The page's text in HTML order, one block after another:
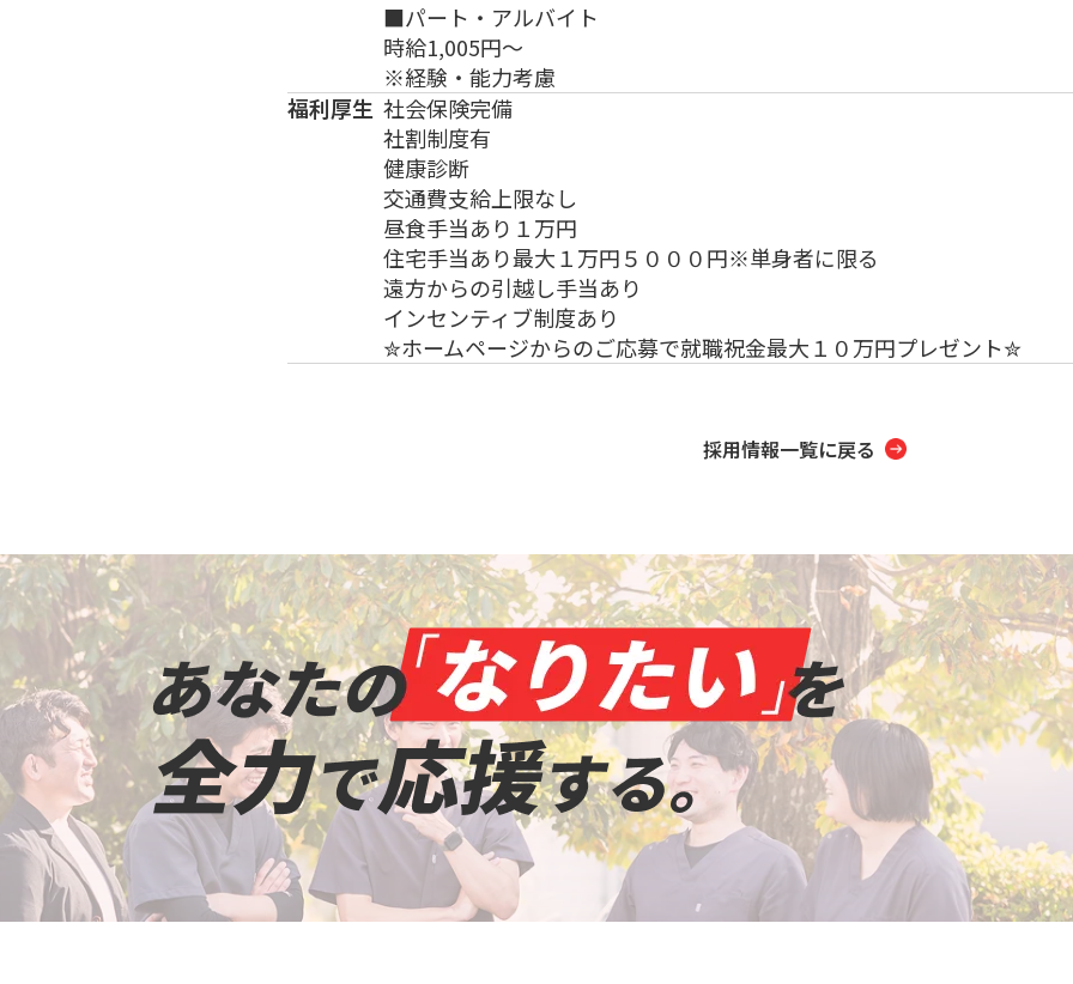
■パート・アルバイト
時給1,005円～
※経験・能力考慮
福利厚生 社会保険完備
社割制度有
健康診断
交通費支給上限なし
昼食手当あり１万円
住宅手当あり最大１万円５０００円※単身者に限る
遠方からの引越し手当あり
インセンティブ制度あり
✮ホームページからのご応募で就職祝金最大１０万円プレゼント✮
採用情報一覧に戻る